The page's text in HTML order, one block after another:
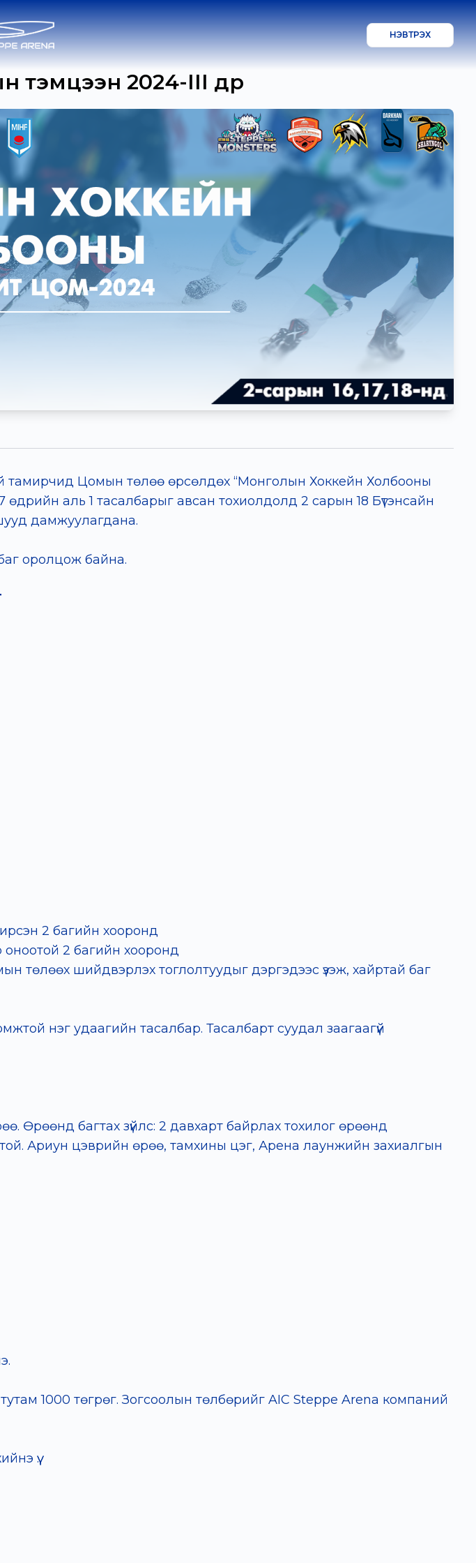
НЭВТРЭХ
2024-III өдөр
тамирчид Цомын төлөө өрсөлдөх “Монголын Хоккейн Холбооны
өдрийн аль 1 тасалбарыг авсан тохиолдолд 2 сарын 18 Бүтэнсайн
шууд дамжуулагдана.
оролцож байна.
2 багийн хооронд
2 багийн хооронд
төлөөх шийдвэрлэх тоглолтуудыг дэргэдээс үзэж, хайртай баг
нэг удаагийн тасалбар. Тасалбарт суудал заагаагүй
Өрөөнд багтах зүйлс: 2 давхарт байрлах тохилог өрөөнд
Ариун цэврийн өрөө, тамхины цэг, Арена лаунжийн захиалгын
1000 төгрөг. Зогсоолын төлбөрийг AIC Steppe Arena компаний
үү.